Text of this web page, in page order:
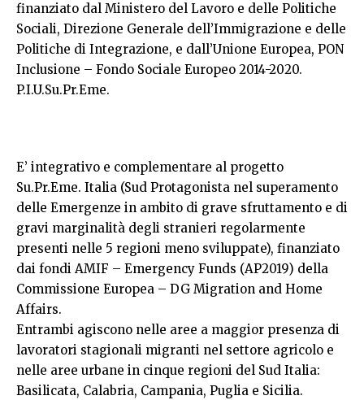
finanziato dal Ministero del Lavoro e delle Politiche
Sociali, Direzione Generale dell’Immigrazione e delle
Politiche di Integrazione, e dall’Unione Europea, PON
Inclusione – Fondo Sociale Europeo 2014-2020.
P.I.U.Su.Pr.Eme.
E’ integrativo e complementare al progetto
Su.Pr.Eme. Italia (Sud Protagonista nel superamento
delle Emergenze in ambito di grave sfruttamento e di
gravi marginalità degli stranieri regolarmente
presenti nelle 5 regioni meno sviluppate), finanziato
dai fondi AMIF – Emergency Funds (AP2019) della
Commissione Europea – DG Migration and Home
Affairs.
Entrambi agiscono nelle aree a maggior presenza di
lavoratori stagionali migranti nel settore agricolo e
nelle aree urbane in cinque regioni del Sud Italia:
Basilicata, Calabria, Campania, Puglia e Sicilia.